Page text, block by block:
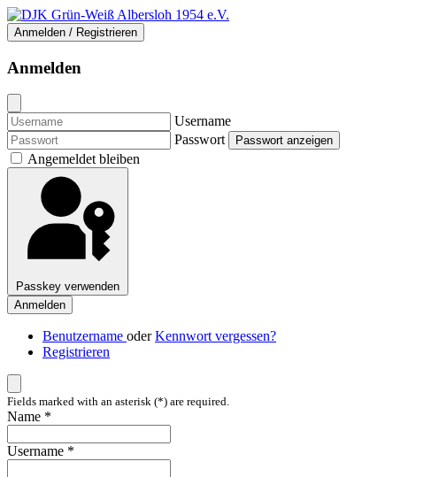
Anmelden / Registrieren
Anmelden
Username
Passwort
Passwort anzeigen
Angemeldet bleiben
Passkey verwenden
Anmelden
Benutzername oderKennwort vergessen?
Registrieren
Fields marked with an asterisk (*) are required.
Name *
Username *